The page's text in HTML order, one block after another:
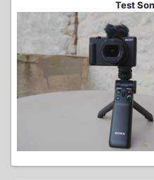
Test